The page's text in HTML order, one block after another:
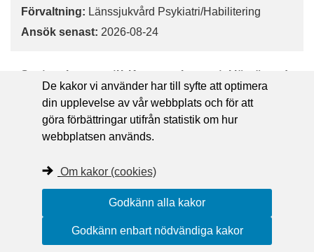
Förvaltning: Länssjukvård Psykiatri/Habilitering
Ansök senast: 2026-08-24
Regionekonom till Koncernekonomi, Härnösand
Förvaltning:
Regionledningsförvaltningen
Ansök senast:2026-08-31
ST-läkare till Hälsocentralen Ankaret,
Örnsköldsvik
Närsjukvårdsområde Norr
Ansök senast:
De kakor vi använder har till syfte att optimera
din upplevelse av vår webbplats och för att
göra förbättringar utifrån statistik om hur
webbplatsen används.
Om kakor (cookies)
Godkänn alla kakor
Godkänn enbart nödvändiga kakor